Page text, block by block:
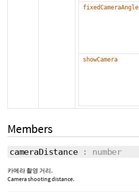
fixedCameraAngle
showCamera
Members
cameraDistance: number
카메라 촬영 거리.
Camera shooting distance.